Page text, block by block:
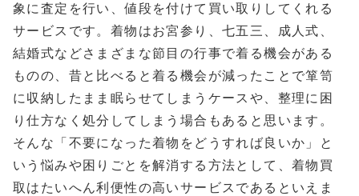
象に査定を行い、値段を付けて買い取りしてくれる
サービスです。着物はお宮参り、七五三、成人式、
結婚式などさまざまな節目の行事で着る機会がある
ものの、昔と比べると着る機会が減ったことで箪笥
に収納したまま眠らせてしまうケースや、整理に困
り仕方なく処分してしまう場合もあると思います。
そんな「不要になった着物をどうすれば良いか」と
いう悩みや困りごとを解消する方法として、着物買
取はたいへん利便性の高いサービスであるといえま